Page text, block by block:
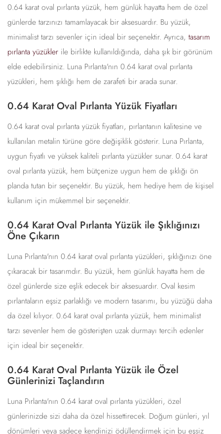
0.64 karat oval pırlanta yüzük, hem günlük hayatta hem de özel
günlerde tarzınızı tamamlayacak bir aksesuardır. Bu yüzük,
minimalist tarzı sevenler için ideal bir seçenektir. Ayrıca, tasarım
pırlanta yüzükler ile birlikte kullanıldığında, daha şık bir görünüm
elde edebilirsiniz. Luna Pırlanta'nın 0.64 karat oval pırlanta
yüzükleri, hem şıklığı hem de zarafeti bir arada sunar.
0.64 Karat Oval Pırlanta Yüzük Fiyatları
0.64 karat oval pırlanta yüzük fiyatları, pırlantanın kalitesine ve
kullanılan metalin türüne göre değişiklik gösterir. Luna Pırlanta,
uygun fiyatlı ve yüksek kaliteli pırlanta yüzükler sunar. 0.64 karat
oval pırlanta yüzük, hem bütçenize uygun hem de şıklığı ön
planda tutan bir seçenektir. Bu yüzük, hem hediye hem de kişisel
kullanım için mükemmel bir seçenektir.
0.64 Karat Oval Pırlanta Yüzük ile Şıklığınızı
Öne Çıkarın
Luna Pırlanta'nın 0.64 karat oval pırlanta yüzükleri, şıklığınızı öne
çıkaracak bir tasarımdır. Bu yüzük, hem günlük hayatta hem de
özel günlerde size eşlik edecek bir aksesuardır. Oval kesim
pırlantaların eşsiz parlaklığı ve modern tasarımı, bu yüzüğü daha
da özel kılıyor. 0.64 karat oval pırlanta yüzük, hem minimalist
tarzı sevenler hem de gösterişten uzak durmayı tercih edenler
için ideal bir seçenektir.
0.64 Karat Oval Pırlanta Yüzük ile Özel
Günlerinizi Taçlandırın
Luna Pırlanta'nın 0.64 karat oval pırlanta yüzükleri, özel
günlerinizde sizi daha da özel hissettirecek. Doğum günleri, yıl
dönümleri veya sadece kendinizi ödüllendirmek için bu eşsiz